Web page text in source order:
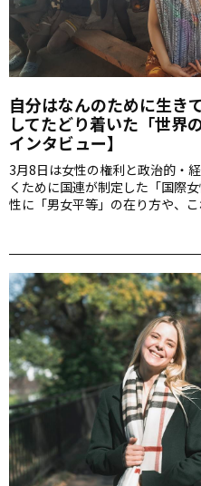
自分はなんのために生き
してたどり着いた「世界
インタビュー】
3月8日は女性の権利と政治的・
くために国連が制定した「国際
性に「男女平等」の在り方や、
人「アシャンテママ」を立ち上
ーをご紹介します。